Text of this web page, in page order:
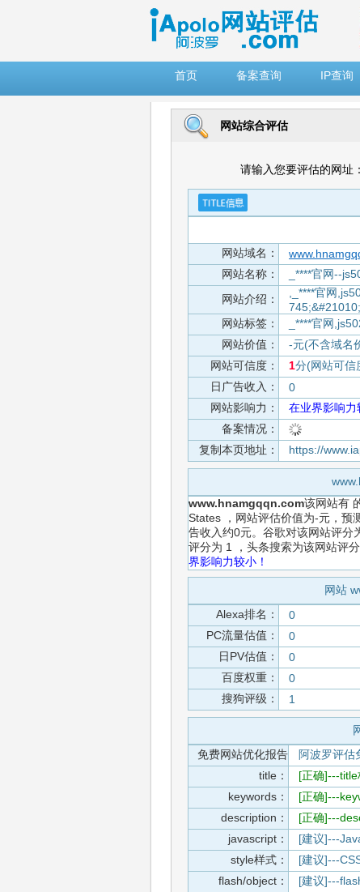
首页
备案查询 IP查询
网站综合评估
请输入您要评估的网址
网站域名：
网站名称：
_****官网--
网站介绍：
,_****官网
网站标签：
_****官网
网站价值：
-元(不含域名
网站可信度：
1分(网站可信
日广告收入：
0
网站影响力：
在业界影响力
备案情况：
复制本页地址：
https://
www.hnamgqqn.com该网站有
States ，网站评估价值为-元，预
告收入约0元。谷歌对该网站评分
评分为 1 ，头条搜索为该网站评
界影响力较小！
网站
Alexa排名：
0
PC流量估值：
0
日PV估值：
0
百度权重：
0
搜狗评级：
1
免费网站优化报告
阿波罗评估
title：
[正确]---title
keywords：
[正确]---
description：
[正确]---
javascript：
[建议]---
style样式：
[建议]---
flash/object：
[建议]---